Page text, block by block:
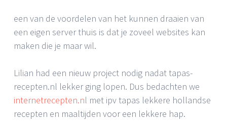
een van de voordelen van het kunnen draaien van
een eigen server thuis is dat je zoveel websites kan
maken die je maar wil.
Lilian had een nieuw project nodig nadat tapas-
recepten.nl lekker ging lopen. Dus bedachten we
internetrecepten.nl met ipv tapas lekkere hollandse
recepten en maaltijden voor een lekkere hap.